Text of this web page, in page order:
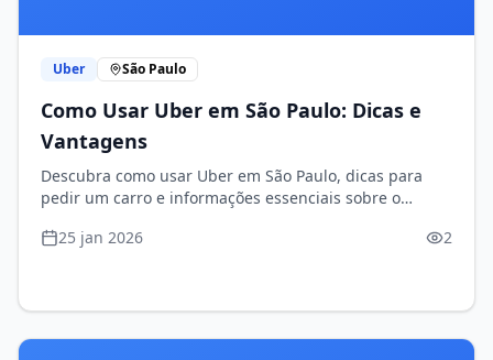
Uber São Paulo
Como Usar Uber em São Paulo: Dicas e
Vantagens
Descubra como usar Uber em São Paulo, dicas para
pedir um carro e informações essenciais sobre o
25 jan 2026
2